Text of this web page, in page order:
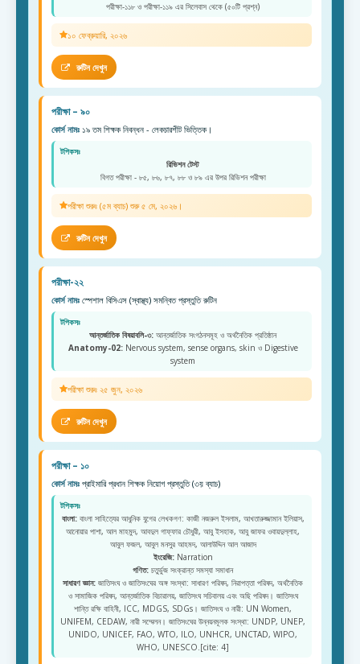
পরীক্ষা-১১৮ ও পরীক্ষা-১১৯ এর সিলেবাস থেকে (৫০টি প্রশ্ন)
১০ ফেব্রুয়ারি, ২০২৬
রুটিন দেখুন
পরীক্ষা – ৯০
কোর্স নামঃ ১৯ তম শিক্ষক নিবন্ধন - লেকচারশীট ভিত্তিক।
টপিকসঃ
রিভিশন টেস্ট
বিগত পরীক্ষা - ৮৫, ৮৬, ৮৭, ৮৮ ও ৮৯ এর উপর রিভিশন পরীক্ষা
পরীক্ষা শুরুঃ (৫ম ব্যাচ) শুরু ৫ মে, ২০২৬।
রুটিন দেখুন
পরীক্ষা-২২
কোর্স নামঃ স্পেশাল বিসিএস (স্বাস্থ্য) সমন্বিত প্রস্তুতি রুটিন
টপিকসঃ
আন্তর্জাতিক বিষয়াবলি-৩: আন্তর্জাতিক সংগঠনসমূহ ও অর্থনৈতিক প্রতিষ্ঠান
Anatomy-02:Nervous system, sense organs, skin ও Digestive
system
পরীক্ষা শুরুঃ ২৫ জুন, ২০২৬
রুটিন দেখুন
পরীক্ষা – ১০
কোর্স নামঃ প্রাইমারি প্রধান শিক্ষক নিয়োগ প্রস্তুতি (৩য় ব্যাচ)
টপিকসঃ
বাংলা:বাংলা সাহিত্যের আধুনিক যুগের লেখকগণ: কাজী নজরুল ইসলাম, আখতারুজ্জামান ইলিয়াস,
আনোয়ার পাশা, আল মাহমুদ, আবদুল গাফ্ফার চৌধুরী, আবু ইসহাক, আবু জাফর ওবায়দুল্লাহ,
আবুল ফজল, আবুল মনসুর আহমদ, আলাউদ্দিন আল আজাদ
ইংরেজি:Narration
গণিত: চতুর্ভুজ সংক্রান্ত সমস্যা সমাধান
সাধারণ জ্ঞান: জাতিসংঘ ও জাতিসংঘের অঙ্গ সংস্থা: সাধারণ পরিষদ, নিরাপত্তা পরিষদ, অর্থনৈতিক
ও সামাজিক পরিষদ, আন্তর্জাতিক বিচারালয়, জাতিসংঘ সচিবালয় এবং অছি পরিষদ। জাতিসংঘ
শান্তি রক্ষি বাহিনী, ICC, MDGS, SDGs। জাতিসংঘ ও নারী: UN Women,
UNIFEM, CEDAW, নারী সম্মেলন। জাতিসংঘের উন্নয়নমূলক সংস্থা: UNDP, UNEP,
UNIDO, UNICEF, FAO, WTO, ILO, UNHCR, UNCTAD, WIPO,
WHO, UNESCO.[cite: 4]